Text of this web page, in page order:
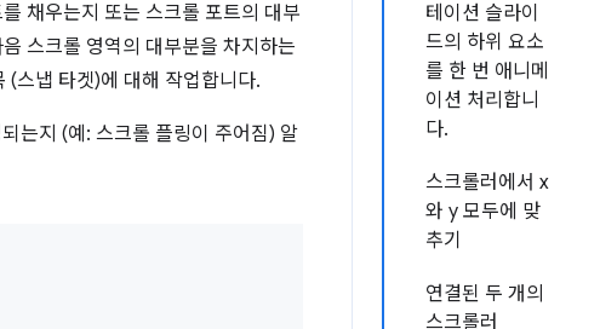
테이션 슬라이
드의 하위 요소
를 한 번 애니메
이션 처리합니
다.
스크롤러에서 x
와 y 모두에 맞
추기
연결된 두 개의
스크롤러
채우는지 또는 스크롤 포트의 대부
스크롤 영역의 대부분을 차지하는
(스냅 타겟)에 대해 작업합니다.
는지 (예: 스크롤 플링이 주어짐) 알